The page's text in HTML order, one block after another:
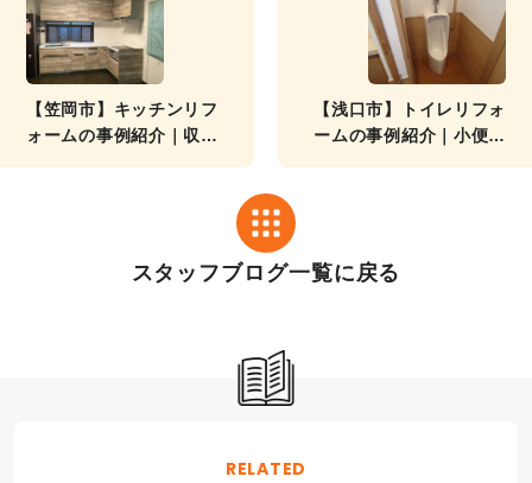
【笠岡市】キッチンリフ
ォームの事例紹介｜収納
スタッフブログ一覧に戻る
【浅口市】トイレリフォ
ームの事例紹介｜小便器
RELATED